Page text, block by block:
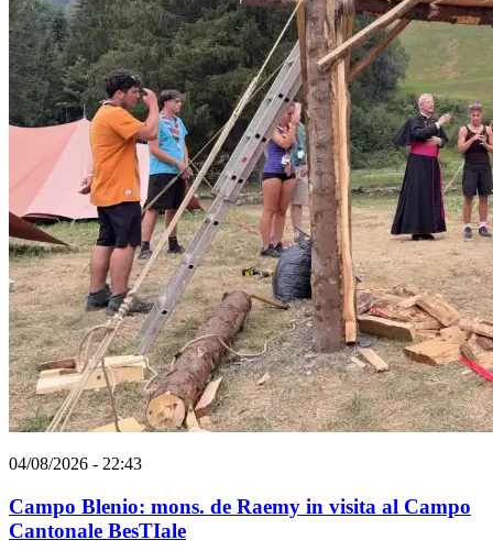
04/08/2026 - 22:43
Campo Blenio: mons. de Raemy in visita al Campo
Cantonale BesTIale